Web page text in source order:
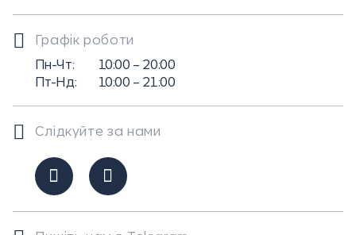
Графік роботи
Пн-Чт:
10:00 – 20:00
Пт-Нд:
10:00 – 21:00
Слідкуйте за нами